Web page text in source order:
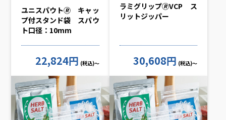
ユニスパウト🄬 キャッ
プ付スタンド袋 スパウ
ト口径：10mm
22,824円 (税込)～
ラミグリップ🄬VCP ス
リットジッパー
30,608円 (税込)～